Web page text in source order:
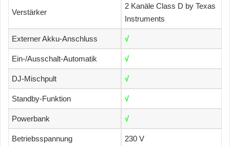
Verstärker
2 Kanäle Class D by Texas
Instruments
Externer Akku-Anschluss √
Ein-/Ausschalt-Automatik √
DJ-Mischpult √
Standby-Funktion √
Powerbank √
Betriebsspannung 230 V